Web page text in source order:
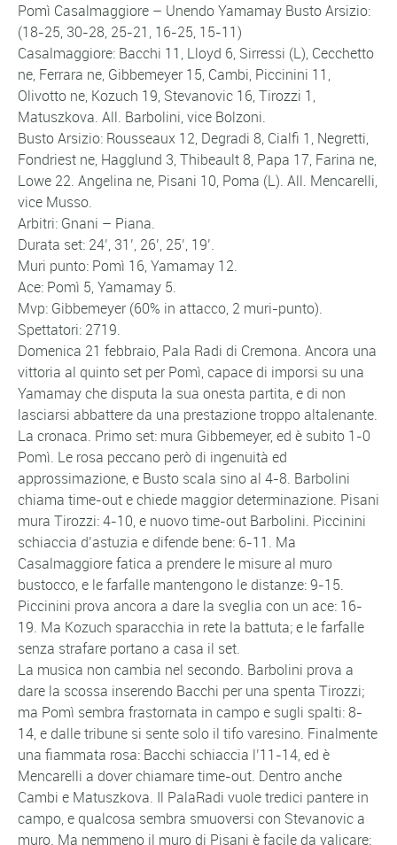
Pomì Casalmaggiore – Unendo Yamamay Busto Arsizio:
(18-25, 30-28, 25-21, 16-25, 15-11)
Casalmaggiore: Bacchi 11, Lloyd 6, Sirressi (L), Cecchetto
ne, Ferrara ne, Gibbemeyer 15, Cambi, Piccinini 11,
Olivotto ne, Kozuch 19, Stevanovic 16, Tirozzi 1,
Matuszkova. All. Barbolini, vice Bolzoni.
Busto Arsizio: Rousseaux 12, Degradi 8, Cialfi 1, Negretti,
Fondriest ne, Hagglund 3, Thibeault 8, Papa 17, Farina ne,
Lowe 22. Angelina ne, Pisani 10, Poma (L). All. Mencarelli,
vice Musso.
Arbitri: Gnani – Piana.
Durata set: 24’, 31’, 26’, 25’, 19’.
Muri punto: Pomì 16, Yamamay 12.
Ace: Pomì 5, Yamamay 5.
Mvp: Gibbemeyer (60% in attacco, 2 muri-punto).
Spettatori: 2719.
Domenica 21 febbraio, Pala Radi di Cremona. Ancora una
vittoria al quinto set per Pomì, capace di imporsi su una
Yamamay che disputa la sua onesta partita, e di non
lasciarsi abbattere da una prestazione troppo altalenante.
La cronaca. Primo set: mura Gibbemeyer, ed è subito 1-0
Pomì. Le rosa peccano però di ingenuità ed
approssimazione, e Busto scala sino al 4-8. Barbolini
chiama time-out e chiede maggior determinazione. Pisani
mura Tirozzi: 4-10, e nuovo time-out Barbolini. Piccinini
schiaccia d’astuzia e difende bene: 6-11. Ma
Casalmaggiore fatica a prendere le misure al muro
bustocco, e le farfalle mantengono le distanze: 9-15.
Piccinini prova ancora a dare la sveglia con un ace: 16-
19. Ma Kozuch sparacchia in rete la battuta; e le farfalle
senza strafare portano a casa il set.
La musica non cambia nel secondo. Barbolini prova a
dare la scossa inserendo Bacchi per una spenta Tirozzi;
ma Pomì sembra frastornata in campo e sugli spalti: 8-
14, e dalle tribune si sente solo il tifo varesino. Finalmente
una fiammata rosa: Bacchi schiaccia l’11-14, ed è
Mencarelli a dover chiamare time-out. Dentro anche
Cambi e Matuszkova. Il PalaRadi vuole tredici pantere in
campo, e qualcosa sembra smuoversi con Stevanovic a
muro. Ma nemmeno il muro di Pisani è facile da valicare: